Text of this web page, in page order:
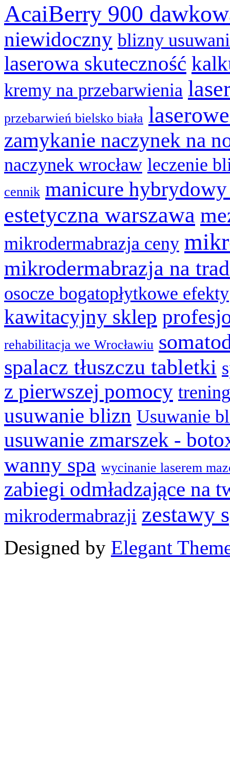
AcaiBerry 900
niewidoczny blizny
laserowa skuteczność
kremy na przebarwienia
przebarwień bielsko biała
zamykanie naczynek na
naczynek wrocław leczenie
cennik manicure
estetyczna warszawa
mikrodermabrazja ceny
mikrodermabrazja na
osocze bogatopłytkowe efekty
kawitacyjny sklep
rehabilitacja we Wrocławiu
spalacz tłuszczu tabletki
z pierwszej pomocy
usuwanie blizn Usuwanie
usuwanie zmarszek -
wanny spa wycinanie laserem
zabiegi odmładzające na
mikrodermabrazji zestawy
Designed by Elegant